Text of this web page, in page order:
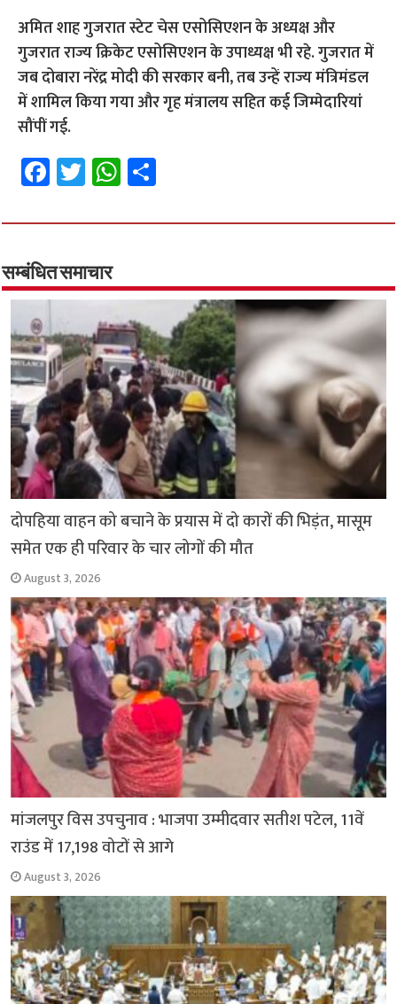
अमित शाह गुजरात स्टेट चेस एसोसिएशन के अध्यक्ष और
गुजरात राज्य क्रिकेट एसोसिएशन के उपाध्यक्ष भी रहे. गुजरात में
जब दोबारा नरेंद्र मोदी की सरकार बनी, तब उन्हें राज्य मंत्रिमंडल
में शामिल किया गया और गृह मंत्रालय सहित कई जिम्मेदारियां
सौंपीं गई.
Fa
ce
b
o
o
k
T
wi
tt
er
W
h
at
p
p
ar
सम्बंधित समाचार
दोपहिया वाहन को बचाने के प्रयास में दो कारों की भिड़ंत, मासूम
समेत एक ही परिवार के चार लोगों की मौत
August 3, 2026
मांजलपुर विस उपचुनाव : भाजपा उम्मीदवार सतीश पटेल, 11वें
राउंड में 17,198 वोटों से आगे
August 3, 2026